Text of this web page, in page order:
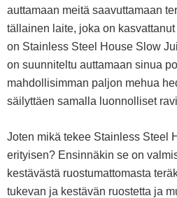
auttamaan meitä saavuttamaan
tällainen laite, joka on
on Stainless Steel House Slow
on suunniteltu auttamaan sinua
mahdollisimman paljon mehua
säilyttäen samalla luonnolliset
Joten mikä tekee Stainless Steel
erityisen? Ensinnäkin se on
kestävästä ruostumattomasta
tukevan ja kestävän ruostetta ja